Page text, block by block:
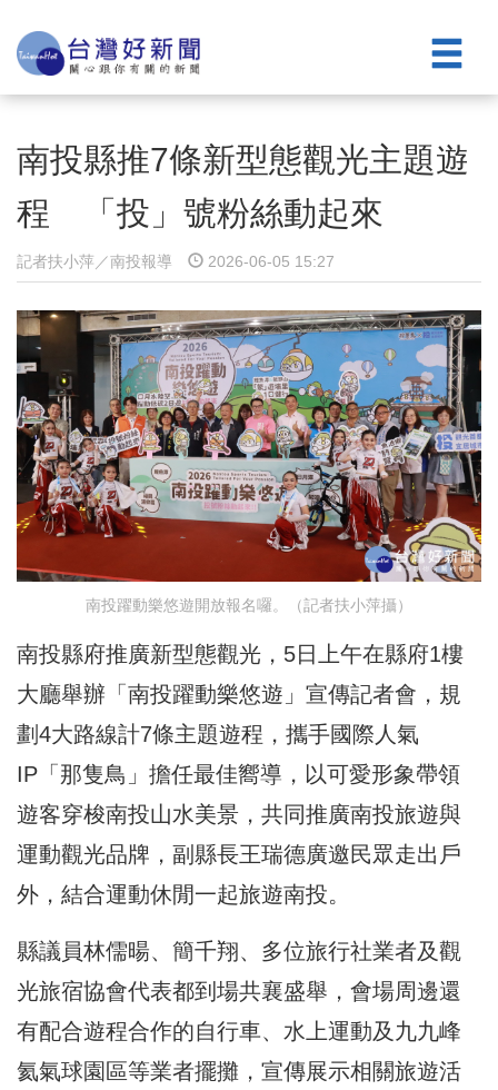
南投縣推7條新型態觀光主題遊
程 「投」號粉絲動起來
記者扶小萍／南投報導 2026-06-05 15:27
南投躍動樂悠遊開放報名囉。（記者扶小萍攝）
南投縣府推廣新型態觀光，5日上午在縣府1樓
大廳舉辦「南投躍動樂悠遊」宣傳記者會，規
劃4大路線計7條主題遊程，攜手國際人氣
IP「那隻鳥」擔任最佳嚮導，以可愛形象帶領
遊客穿梭南投山水美景，共同推廣南投旅遊與
運動觀光品牌，副縣長王瑞德廣邀民眾走出戶
外，結合運動休閒一起旅遊南投。
縣議員林儒暘、簡千翔、多位旅行社業者及觀
光旅宿協會代表都到場共襄盛舉，會場周邊還
有配合遊程合作的自行車、水上運動及九九峰
氦氣球園區等業者擺攤，宣傳展示相關旅遊活